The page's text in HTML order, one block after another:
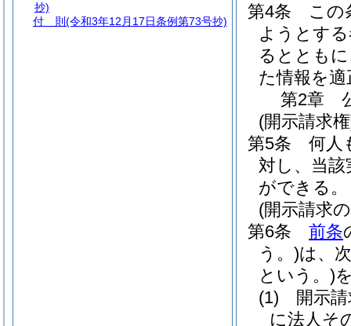
第4条
この
ようとす
るととも
た情報を
第2章
(開示請求
第5条
何人
対し、当
ができる。
(開示請求
第6条
前条
う。)は、
という。)
(1)
開示
に法人そ
抄)
付 則 (令和3年12月17日条例第73号抄)